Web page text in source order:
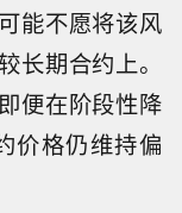
能不愿将该风
长期合约上。
便在阶段性降
价格仍维持偏